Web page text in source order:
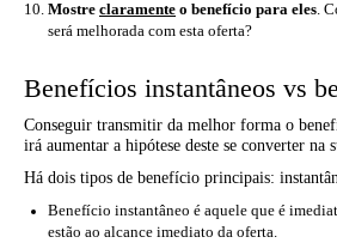
Mostre claramente o benefício para eles.
será melhorada com esta oferta?
Benefícios instantâneos vs
Conseguir transmitir da melhor forma o
irá aumentar a hipótese deste se converter na
Há dois tipos de benefício principais:
Benefício instantâneo é aquele que é
estão ao alcance imediato da oferta.